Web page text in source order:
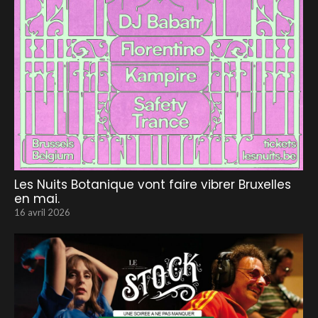
Les Nuits Botanique vont faire vibrer Bruxelles
en mai.
16 avril 2026